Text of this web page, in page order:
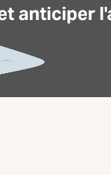
anticiper